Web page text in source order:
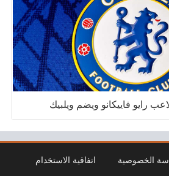
رايو فاييكانو ويضم ويلبيك
الخصوصية اتفاقية الاستخدام